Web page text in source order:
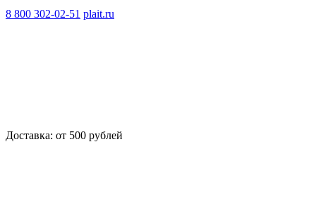
8 800 302-02-51 plait.ru
Доставка: от 500 рублей